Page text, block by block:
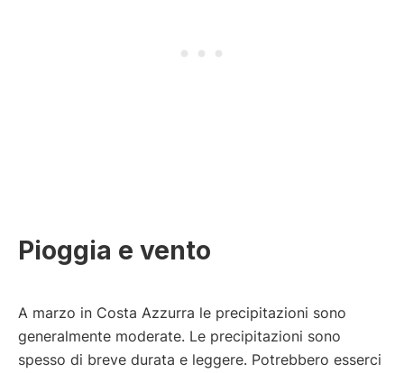
Pioggia e vento
A marzo in Costa Azzurra le precipitazioni sono
generalmente moderate. Le precipitazioni sono
spesso di breve durata e leggere. Potrebbero esserci